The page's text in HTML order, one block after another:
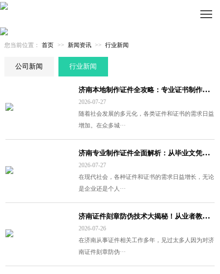
您当前位置： 首页 >> 新闻资讯 >> 行业新闻
公司新闻 行业新闻
济
南本地制作证件全攻略：专业证书制作一站式服务指南
2026-07-27
随着社会发展的多元化，各类证件和证书的需求日益
增加。在众多城···
济
南专业制作证件全面解析：从毕业文凭到各类证书的一站式服务指南
2026-07-27
在现代社会，各种证件和证书的需求日益增长，无论
是企业还是个人···
济
南证件刻章防伪技术大揭秘！从业者教你识别真伪，避免踩坑
2026-07-26
在济南从事证件相关工作多年，见过太多人因为对济
南证件刻章防伪···